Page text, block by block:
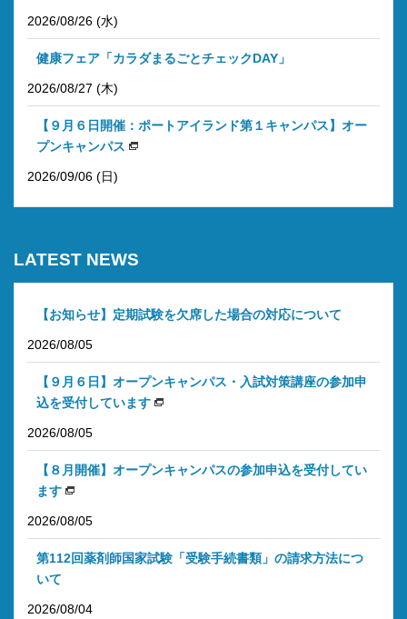
2026/08/26 (水)
健康フェア「カラダまるごとチェックDAY」
2026/08/27 (木)
【９月６日開催：ポートアイランド第１キャンパス】オー
プンキャンパス
2026/09/06 (日)
LATEST NEWS
【お知らせ】定期試験を欠席した場合の対応について
2026/08/05
【９月６日】オープンキャンパス・入試対策講座の参加申
込を受付しています
2026/08/05
【８月開催】オープンキャンパスの参加申込を受付してい
ます
2026/08/05
第112回薬剤師国家試験「受験手続書類」の請求方法につ
いて
2026/08/04